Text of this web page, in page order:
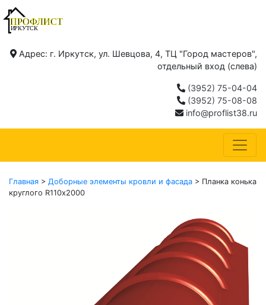
Адрес: г. Иркутск, ул. Шевцова, 4, ТЦ "Город мастеров",
отдельный вход (слева)
(3952) 75-04-04
(3952) 75-08-08
info@proflist38.ru
Главная > Доборные элементы кровли и фасада > Планка конька
круглого R110х2000